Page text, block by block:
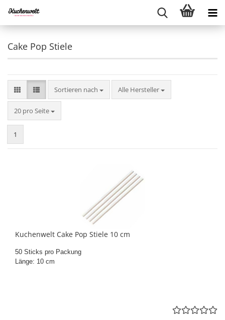
Cake Pop Stiele
Sortieren nach
Sortieren nach Alle Hersteller
20 pro Seite
pro Seite
1
Kuchenwelt Cake Pop Stiele 10 cm
50 Sticks pro Packung
Länge: 10 cm